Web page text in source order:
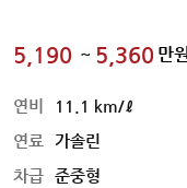
5,190 ~ 5,360 만
연비
11.1 km/ℓ
연료
가솔린
차급 준중형